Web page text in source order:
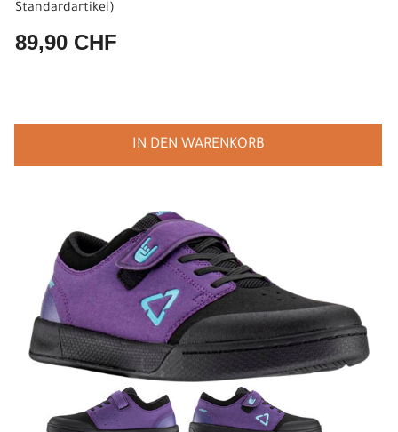
Standardartikel)
89,90 CHF
IN DEN WARENKORB